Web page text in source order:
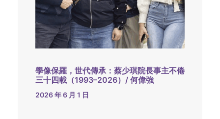
學像保羅，世代傳承：蔡少琪院長事主不倦
三十四載（1993–2026）/ 何偉強
2026 年 6 月 1 日